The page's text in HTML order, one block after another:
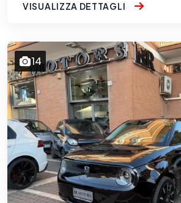
VISUALIZZA DETTAGLI
14